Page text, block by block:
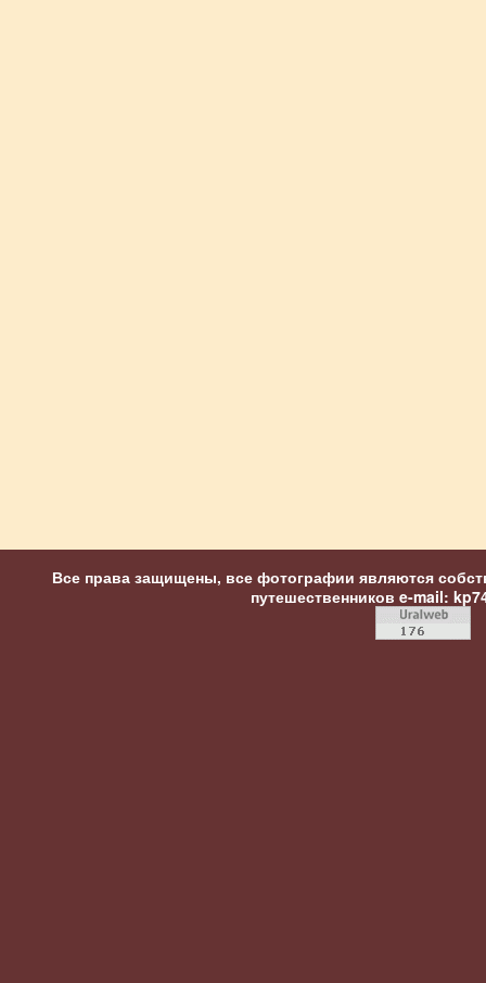
Все права защищены, все фотографии являются
путешественников e-mail: